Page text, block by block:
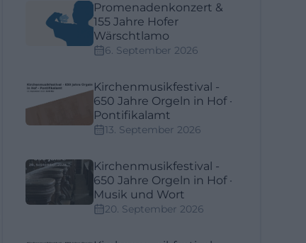
Promenadenkonzert &
155 Jahre Hofer
Wärschtlamo
6. September 2026
Kirchenmusikfestival -
650 Jahre Orgeln in Hof -
Pontifikalamt
13. September 2026
Kirchenmusikfestival -
650 Jahre Orgeln in Hof -
Musik und Wort
20. September 2026